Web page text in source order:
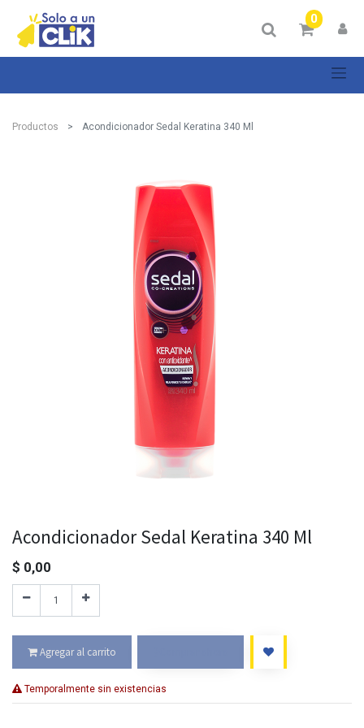
0
Productos Acondicionador Sedal Keratina 340 Ml
Acondicionador Sedal Keratina 340 Ml
$ 0,00
Agregar al carrito
Temporalmente sin existencias